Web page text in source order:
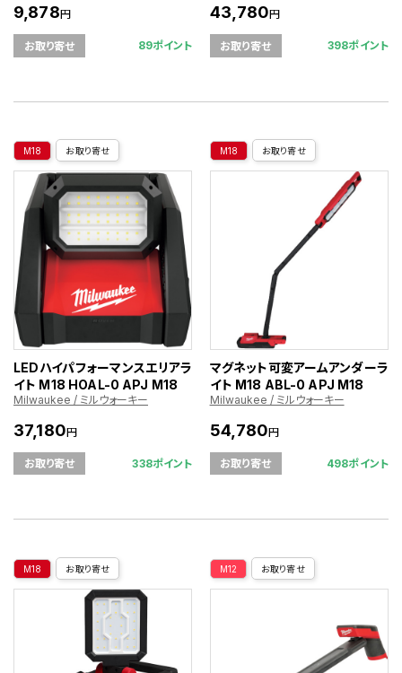
9,878円
お取り寄せ 89ポイント
43,780円
お取り寄せ 398ポイント
M18 お取り寄せ
LEDハイパフォーマンスエリアラ
イト M18 HOAL-0 APJ M18
Milwaukee / ミルウォーキー
37,180円
お取り寄せ 338ポイント
M18 お取り寄せ
マグネット可変アームアンダーラ
イト M18 ABL-0 APJ M18
Milwaukee / ミルウォーキー
54,780円
お取り寄せ 498ポイント
M18 お取り寄せ M12 お取り寄せ